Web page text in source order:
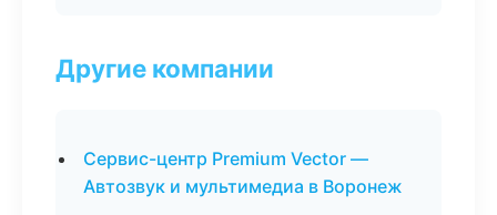
Другие компании
Сервис-центр Premium Vector —
Автозвук и мультимедиа в Воронеж